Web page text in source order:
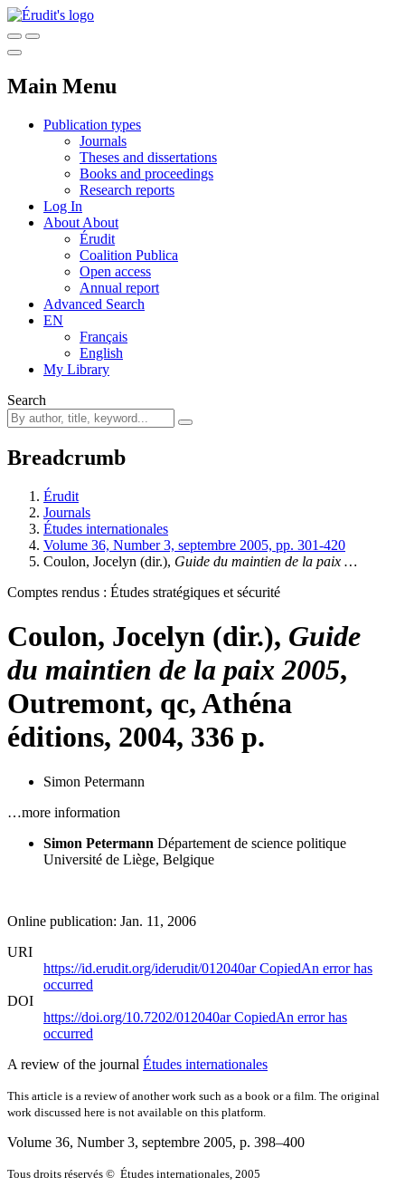
Main Menu
Publication types
Journals
Theses and dissertations
Books and proceedings
Research reports
Log In
About About
Érudit
Coalition Publica
Open access
Annual report
Advanced Search
EN
Français
English
My Library
Search
Breadcrumb
Érudit
Journals
Études internationales
Volume 36, Number 3, septembre 2005, pp. 301-420
Coulon, Jocelyn (dir.), Guide du maintien de la paix …
Comptes rendus : Études stratégiques et sécurité
Coulon, Jocelyn (dir.), Guide
du maintien de la paix 2005,
Outremont, qc, Athéna
éditions, 2004, 336 p.
Simon Petermann
…more information
Simon Petermann Département de science politique
Université de Liège, Belgique
Online publication: Jan. 11, 2006
URI
https://id.erudit.org/iderudit/012040arCopiedAn error has
occurred
DOI
https://doi.org/10.7202/012040arCopiedAn error has
occurred
A review of the journal Études internationales
This article is a review of another work such as a book or a film. The original
work discussed here is not available on this platform.
Volume 36, Number 3, septembre 2005, p. 398–400
Tous droits réservés © Études internationales, 2005